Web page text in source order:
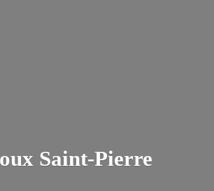
Saint-Pierre